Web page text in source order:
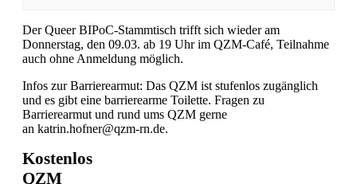
Der Queer BIPoC-Stammtisch trifft sich wieder am
Donnerstag, den 09.03. ab 19 Uhr im QZM-Café, Teilnahme
auch ohne Anmeldung möglich.
Infos zur Barrierearmut: Das QZM ist stufenlos zugänglich
und es gibt eine barrierearme Toilette. Fragen zu
Barrierearmut und rund ums QZM gerne
an katrin.hofner@qzm-rn.de.
Kostenlos
QZM